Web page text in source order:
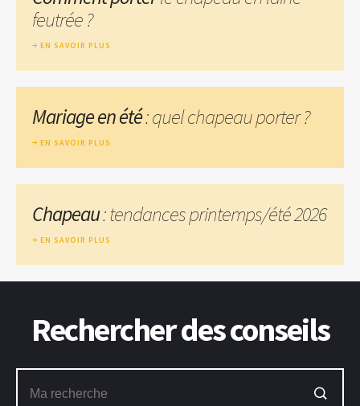
feutrée ?
EN SAVOIR PLUS
Mariage en été: quel chapeau porter ?
EN SAVOIR PLUS
Chapeau: tendances printemps/été 2026
EN SAVOIR PLUS
Rechercher des conseils